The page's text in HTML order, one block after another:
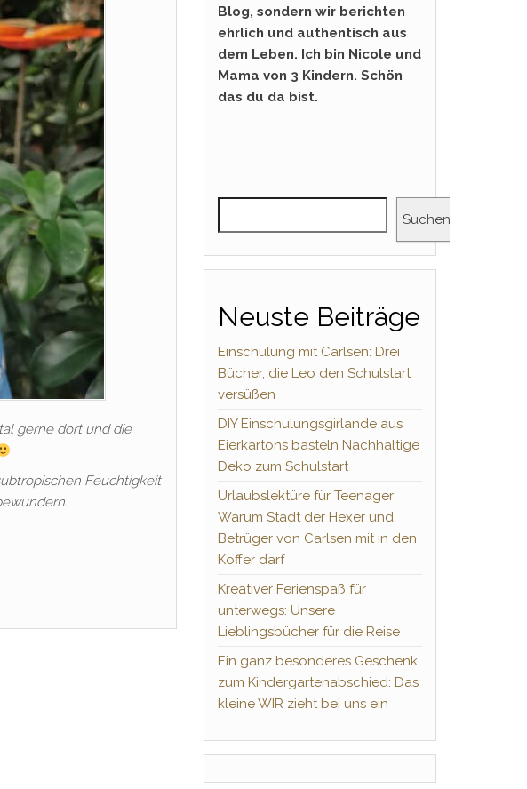
gerne dort und die
Feuchtigkeit
Blog, sondern wir berichten
ehrlich und authentisch aus
dem Leben. Ich bin Nicole und
Mama von 3 Kindern. Schön
das du da bist.
Suchen
Neuste Beiträge
Einschulung mit Carlsen: Drei
Bücher, die Leo den Schulstart
versüßen
DIY Einschulungsgirlande aus
Eierkartons basteln Nachhaltige
Deko zum Schulstart
Urlaubslektüre für Teenager:
Warum Stadt der Hexer und
Betrüger von Carlsen mit in den
Koffer darf
Kreativer Ferienspaß für
unterwegs: Unsere
Lieblingsbücher für die Reise
Ein ganz besonderes Geschenk
zum Kindergartenabschied: Das
kleine WIR zieht bei uns ein